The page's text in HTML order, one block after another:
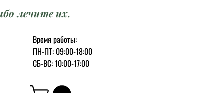
лечите их.
Время работы:
ПН-ПТ: 09:00-18:00
СБ-ВС: 10:00-17:00